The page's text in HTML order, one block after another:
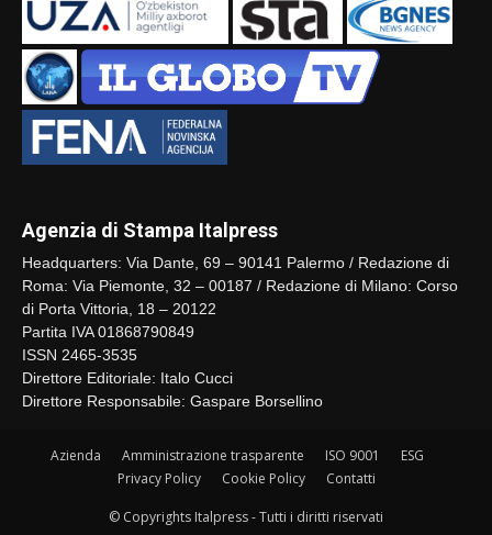
Agenzia di Stampa Italpress
Headquarters: Via Dante, 69 – 90141 Palermo / Redazione di
Roma: Via Piemonte, 32 – 00187 / Redazione di Milano: Corso
di Porta Vittoria, 18 – 20122
Partita IVA 01868790849
ISSN 2465-3535
Direttore Editoriale: Italo Cucci
Direttore Responsabile: Gaspare Borsellino
Azienda Amministrazione trasparente ISO 9001
ESG
Privacy Policy
Cookie Policy Contatti
© Copyrights Italpress - Tutti i diritti riservati